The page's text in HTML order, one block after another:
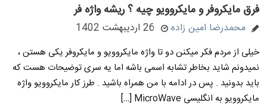
فرق مایکروفر و مایکروویو چیه ؟ ریشه واژه فر
محمدرضا امین زاده 26 اردیبهشت 1402
خیلی از مردم فکر میکنن دو تا واژه مایکروویو و مایکروفر یکی هستن ،
نمیدونم شاید بخاطر تشابه اسمی باشه اما یه سری توضیحات هست که
باید بدونید . پس در ادامه با من همراه باشید . طرز کار مایکروویو واژه
مایکروویو به انگلیسی MicroWave […]